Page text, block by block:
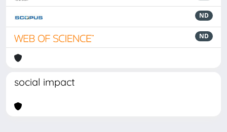
ND
ND
social impact